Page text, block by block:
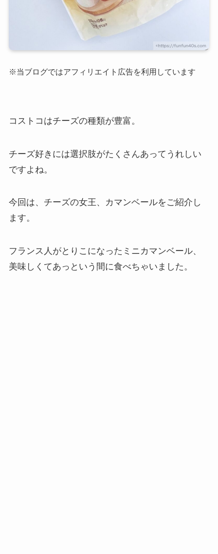
※当ブログではアフィリエイト広告を利用しています
コストコはチーズの種類が豊富。
チーズ好きには選択肢がたくさんあってうれしい
ですよね。
今回は、チーズの女王、カマンベールをご紹介し
ます。
フランス人がとりこになったミニカマンベール、
美味しくてあっという間に食べちゃいました。